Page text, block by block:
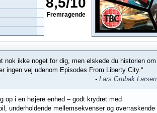
Fremragende
nok ikke noget for dig, men elskede du historien om
ingen vej udenom Episodes From Liberty City.“
- Lars Grubak Larsen
op i en højere enhed – godt krydret med
underholdende mellemsekvenser og overraskende